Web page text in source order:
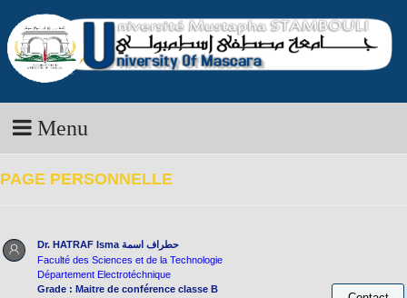
Menu
PAGE PERSONNELLE
Dr. HATRAF Isma حطراف اسمة
Faculté des Sciences et de la Technologie
Département Electrotéchnique
Grade : Maitre de conférence classe B